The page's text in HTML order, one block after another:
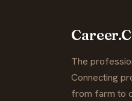
The
Connecting
from farm to